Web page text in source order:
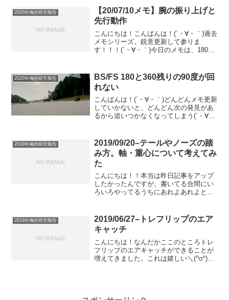
か寂しがらないでください。(´・∀・｀)
笑...
2020年俺的研究報告
【20/07/10メモ】腕の振り上げと
先行動作
こんにちは！こんばんは！(´・∀・｀)過去
メモシリーズ。鋭意更新して参りま
す！！！(´・∀・｀)今日のメモは、180系
も、実際これってよくわからなくないで
すか？....
2020年俺的研究報告
BS/FS 180と360残りの90度が回
れない
こんばんは！(´・∀・｀)どんどんメモ更新
していかないと、どんどん次の発見があ
るから追いつかなくなってしまう(´・∀・
が90度しか回らない。また360度回ろう
とし...
2019年俺的研究報告
2019/09/20–テールやノーズの踏
み方。軸・重心について考えてみ
た
こんにちは！！本当は昨日記事をアップ
したかったんですが、書いてる合間にい
ろいろやってるうちにあれよあれよと時
本日更新記事アップすることにしました
(´・∀・｀)滑れなくて...
2019年俺的研究報告
2019/06/27–トレフリップのエア
キャッチ
こんにちは！なんだかここのところトレ
フリップのエアキャッチができることが
増えてきました。これは嬉しい＼(^o^)／